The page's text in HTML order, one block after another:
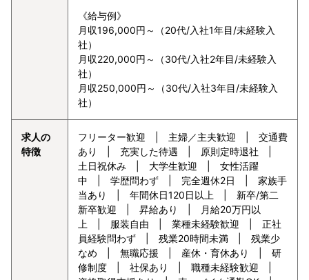
《給与例》
月収196,000円～（20代/入社1年目/未経験入
社）
月収220,000円～（30代/入社2年目/未経験入
社）
月収250,000円～（30代/入社3年目/未経験入
社）
求人の
特徴
フリーター歓迎 | 主婦／主夫歓迎 | 交通費
あり | 充実した待遇 | 原則定時退社 |
土日祝休み | 大学生歓迎 | 女性活躍
中 | 学歴問わず | 完全週休2日 | 家族手
当あり | 年間休日120日以上 | 新卒/第二
新卒歓迎 | 昇給あり | 月給20万円以
上 | 服装自由 | 業種未経験歓迎 | 正社
員経験問わず | 残業20時間未満 | 残業少
なめ | 無職応援 | 産休・育休あり | 研
修制度 | 社保あり | 職種未経験歓迎 |